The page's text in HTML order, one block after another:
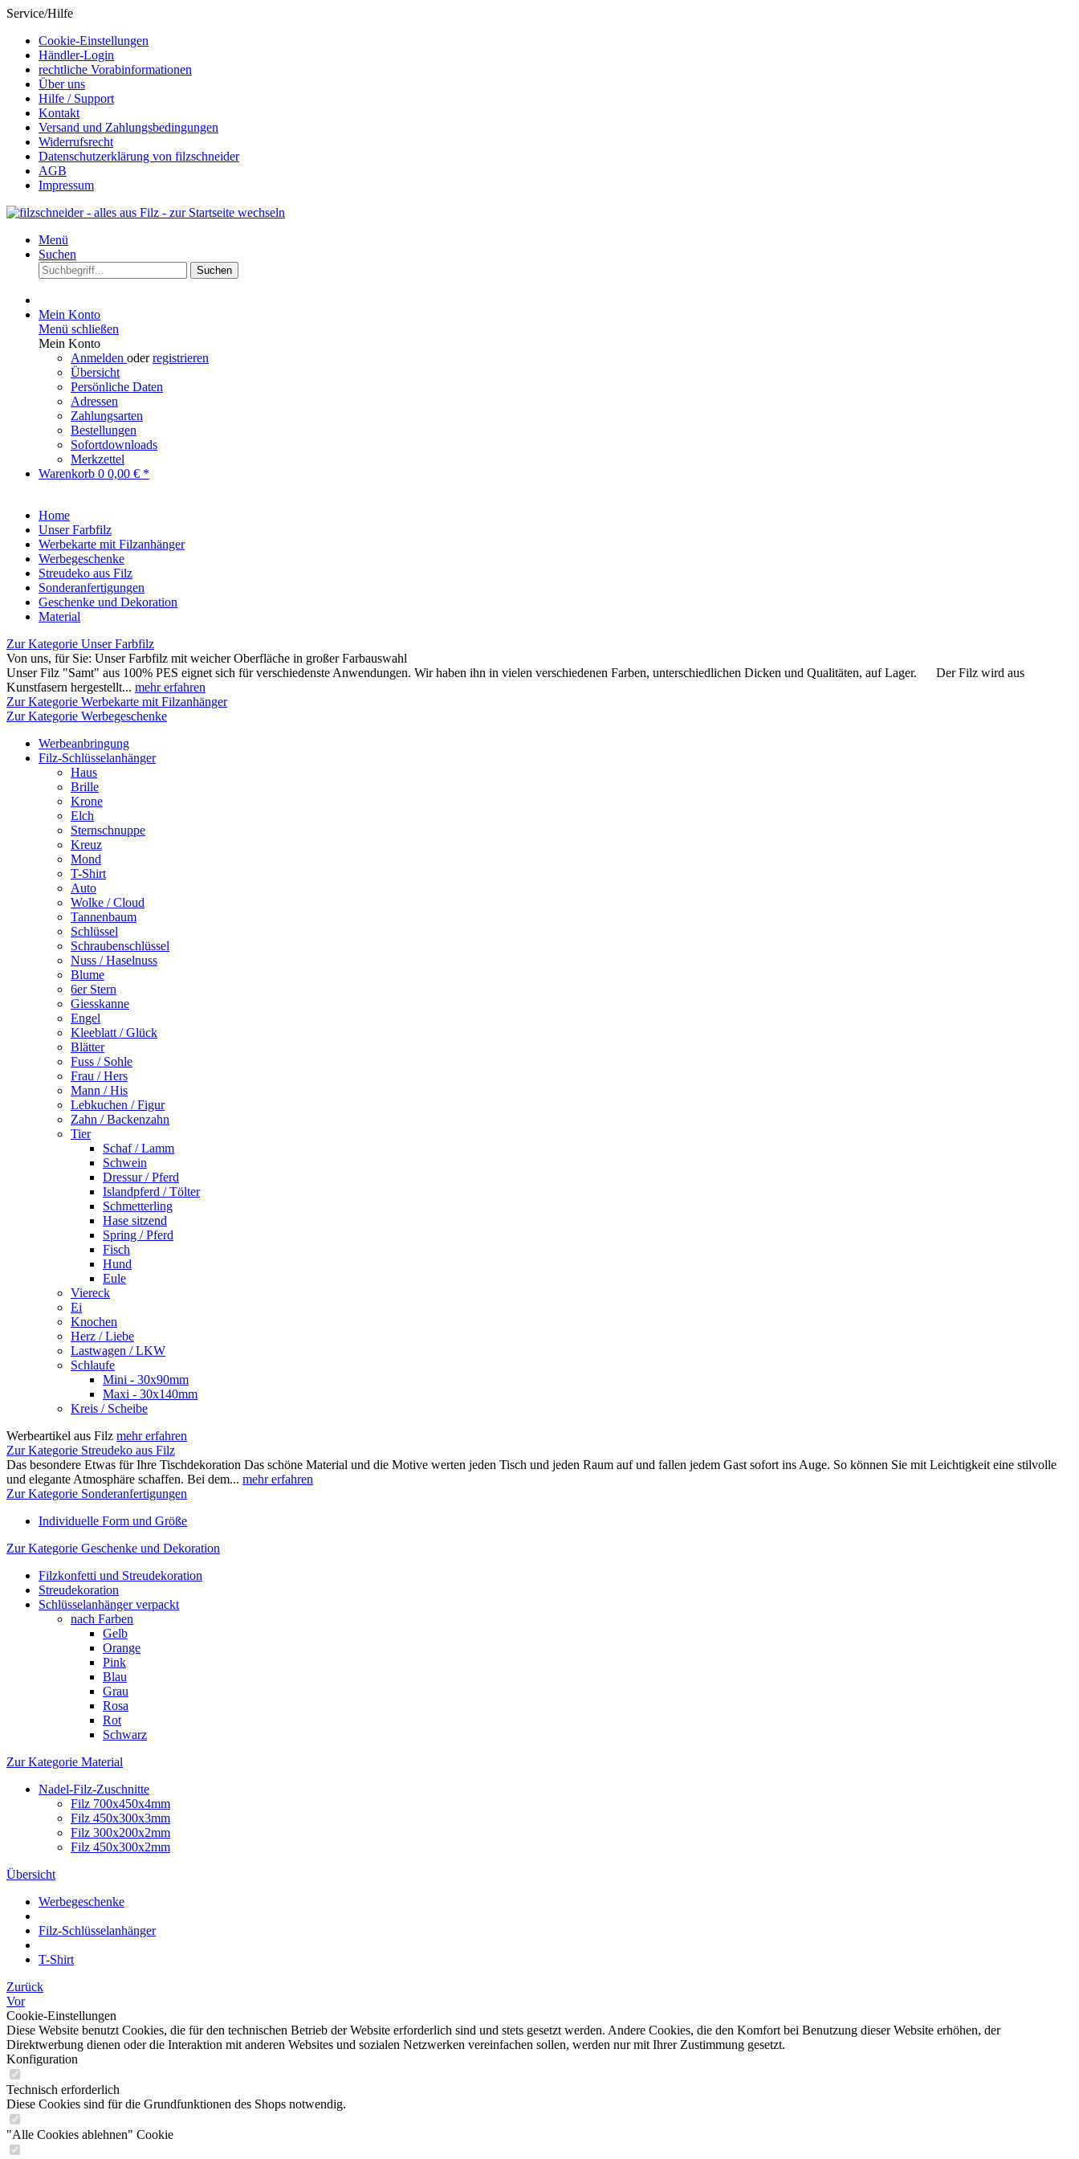
Service/Hilfe
Cookie-Einstellungen
Händler-Login
rechtliche Vorabinformationen
Über uns
Hilfe / Support
Kontakt
Versand und Zahlungsbedingungen
Widerrufsrecht
Datenschutzerklärung von filzschneider
AGB
Impressum
Menü
Suchen
Suchen
Mein Konto
Menü schließen
Mein Konto
Anmelden oderregistrieren
Übersicht
Persönliche Daten
Adressen
Zahlungsarten
Bestellungen
Sofortdownloads
Merkzettel
Warenkorb 0 0,00 € *
Home
Unser Farbfilz
Werbekarte mit Filzanhänger
Werbegeschenke
Streudeko aus Filz
Sonderanfertigungen
Geschenke und Dekoration
Material
Zur Kategorie Unser Farbfilz
Von uns, für Sie: Unser Farbfilz mit weicher Oberfläche in großer Farbauswahl
Unser Filz "Samt" aus 100% PES eignet sich für verschiedenste Anwendungen. Wir haben ihn in vielen verschiedenen Farben, unterschiedlichen Dicken und Qualitäten, auf Lager. Der Filz wird aus
Kunstfasern hergestellt... mehr erfahren
Zur Kategorie Werbekarte mit Filzanhänger
Zur Kategorie Werbegeschenke
Werbeanbringung
Filz-Schlüsselanhänger
Haus
Brille
Krone
Elch
Sternschnuppe
Kreuz
Mond
T-Shirt
Auto
Wolke / Cloud
Tannenbaum
Schlüssel
Schraubenschlüssel
Nuss / Haselnuss
Blume
6er Stern
Giesskanne
Engel
Kleeblatt / Glück
Blätter
Fuss / Sohle
Frau / Hers
Mann / His
Lebkuchen / Figur
Zahn / Backenzahn
Tier
Schaf / Lamm
Schwein
Dressur / Pferd
Islandpferd / Tölter
Schmetterling
Hase sitzend
Spring / Pferd
Fisch
Hund
Eule
Viereck
Ei
Knochen
Herz / Liebe
Lastwagen / LKW
Schlaufe
Mini - 30x90mm
Maxi - 30x140mm
Kreis / Scheibe
Werbeartikel aus Filz mehr erfahren
Zur Kategorie Streudeko aus Filz
Das besondere Etwas für Ihre Tischdekoration Das schöne Material und die Motive werten jeden Tisch und jeden Raum auf und fallen jedem Gast sofort ins Auge. So können Sie mit Leichtigkeit eine stilvolle
und elegante Atmosphäre schaffen. Bei dem... mehr erfahren
Zur Kategorie Sonderanfertigungen
Individuelle Form und Größe
Zur Kategorie Geschenke und Dekoration
Filzkonfetti und Streudekoration
Streudekoration
Schlüsselanhänger verpackt
nach Farben
Gelb
Orange
Pink
Blau
Grau
Rosa
Rot
Schwarz
Zur Kategorie Material
Nadel-Filz-Zuschnitte
Filz 700x450x4mm
Filz 450x300x3mm
Filz 300x200x2mm
Filz 450x300x2mm
Übersicht
Werbegeschenke
Filz-Schlüsselanhänger
T-Shirt
Zurück
Vor
Cookie-Einstellungen
Diese Website benutzt Cookies, die für den technischen Betrieb der Website erforderlich sind und stets gesetzt werden. Andere Cookies, die den Komfort bei Benutzung dieser Website erhöhen, der
Direktwerbung dienen oder die Interaktion mit anderen Websites und sozialen Netzwerken vereinfachen sollen, werden nur mit Ihrer Zustimmung gesetzt.
Konfiguration
Technisch erforderlich
Diese Cookies sind für die Grundfunktionen des Shops notwendig.
"Alle Cookies ablehnen" Cookie